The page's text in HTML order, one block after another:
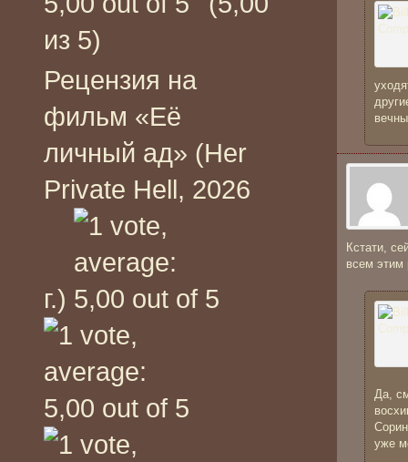
из 5)
Рецензия на
фильм «Её
личный ад» (Her
Private Hell, 2026
г.)
Кстати,
всем этим
Да,
уже